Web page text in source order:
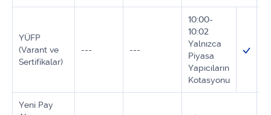
YÜFP
(Varant ve
Sertifikalar)
--- ---
10:00-
10:02
Yalnızca
Piyasa
Yapıcıların
Kotasyonu
Yeni Pay